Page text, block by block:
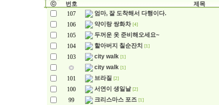
ⓒ 번호
제목
107
엄마, 잘 도착해서 다행이다.
106
약이랑 쌍화차 [4]
105
두꺼운 옷 준비해오세요~
104
할아버지 칠순잔치 [1]
103 city walk [1]
city walk [1]
101 브라질 [2]
100 서연이 생일날 [2]
99 크리스마스 포즈 [1]